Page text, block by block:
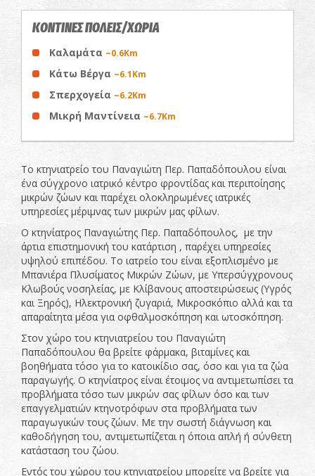
ΚΟΝΤΙΝΕΣ ΠΟΛΕΙΣ/ΧΩΡΙΑ
Καλαμάτα ~0.6Km
Κάτω Βέργα ~6.1Km
Σπερχογεία ~6.2Km
Μικρή Μαντίνεια ~6.7Km
Το κτηνιατρείο του Παναγιώτη Περ. Παπαδόπουλου είναι
ένα σύγχρονο ιατρικό κέντρο φροντίδας και περιποίησης
μικρών ζώων και παρέχει ολοκληρωμένες ιατρικές
υπηρεσίες μέριμνας των μικρών μας φίλων.
Ο κτηνίατρος Παναγιώτης Περ. Παπαδόπουλος, με την
άρτια επιστημονική του κατάρτιση , παρέχει υπηρεσίες
υψηλού επιπέδου. Το ιατρείο του είναι εξοπλισμένο με
Μπανιέρα Πλυσίματος Μικρών Ζώων, με Υπερσύγχρονους
Κλωβούς νοσηλείας, με Κλίβανους αποστειρώσεως (Υγρός
και Ξηρός), Ηλεκτρονική ζυγαριά, Μικροσκόπιο αλλά και τα
απαραίτητα μέσα για οφθαλμοσκόπηση και ωτοσκόπηση.
Στον χώρο του κτηνιατρείου του Παναγιώτη
Παπαδόπουλου θα βρείτε φάρμακα, βιταμίνες και
βοηθήματα τόσο για το κατοικίδιο σας, όσο και για τα ζώα
παραγωγής. Ο κτηνίατρος είναι έτοιμος να αντιμετωπίσει τα
προβλήματα τόσο των μικρών σας φίλων όσο και των
επαγγελματιών κτηνοτρόφων στα προβλήματα των
παραγωγικών τους ζώων. Με την σωστή διάγνωση και
καθοδήγηση του, αντιμετωπίζεται η όποια απλή ή σύνθετη
κατάσταση του ζώου.
Εντός του χώρου του κτηνιατρείου μπορείτε να βρείτε για